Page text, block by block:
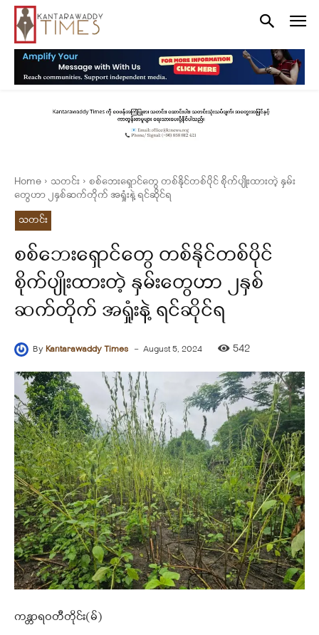
Home သတင်း
စစ်ဘေးရှောင်တွေ တစ်နိုင်တစ်ပိုင် စိုက်ပျိုးထားတဲ့ နှမ်း
တွေဟာ ၂နှစ်ဆက်တိုက် အရှုံးနဲ့ ရင်ဆိုင်ရ
သတင်း
စစ်ဘေးရှောင်တွေ တစ်နိုင်တစ်ပိုင်
စိုက်ပျိုးထားတဲ့ နှမ်းတွေဟာ ၂နှစ်
ဆက်တိုက် အရှုံးနဲ့ ရင်ဆိုင်ရ
ByKantarawaddy Times - August 5, 2024 542
ကန္တာရဝတီတိုင်း(မ်)